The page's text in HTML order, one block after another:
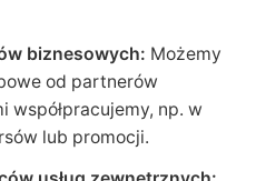
biznesowych: Możemy
od partnerów
współpracujemy, np. w
lub promocji.